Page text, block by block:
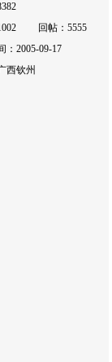
回帖：5555
：2005-09-17
西钦州